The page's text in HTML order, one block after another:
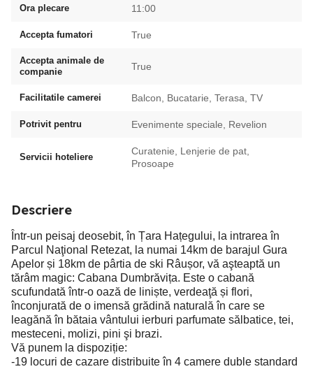
Ora plecare 11:00
Accepta fumatori True
Accepta animale de
companie
True
Facilitatile camerei Balcon, Bucatarie, Terasa, TV
Potrivit pentru Evenimente speciale, Revelion
Servicii hoteliere
Curatenie, Lenjerie de pat,
Prosoape
Descriere
Într-un peisaj deosebit, în Țara Hațegului, la intrarea în
Parcul Naţional Retezat, la numai 14km de barajul Gura
Apelor și 18km de pârtia de ski Râușor, vă aşteaptă un
tărâm magic: Cabana Dumbrăvița. Este o cabană
scufundată într-o oază de liniște, verdeaţă și flori,
înconjurată de o imensă grădină naturală în care se
leagănă în bătaia vântului ierburi parfumate sălbatice, tei,
mesteceni, molizi, pini şi brazi.
Vă punem la dispoziție:
-19 locuri de cazare distribuite în 4 camere duble standard